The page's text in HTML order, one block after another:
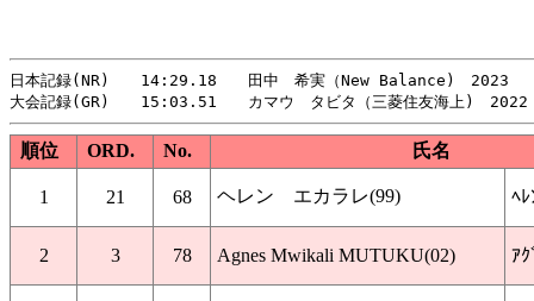
日本記録(NR)　　14:29.18　　田中　希実（New Balance)　2023
順位 ORD. No. 氏名
1 21 68 ヘレン エカラレ(99) ﾍﾚ
2 3 78 Agnes Mwikali MUTUKU(02) ｱｸ